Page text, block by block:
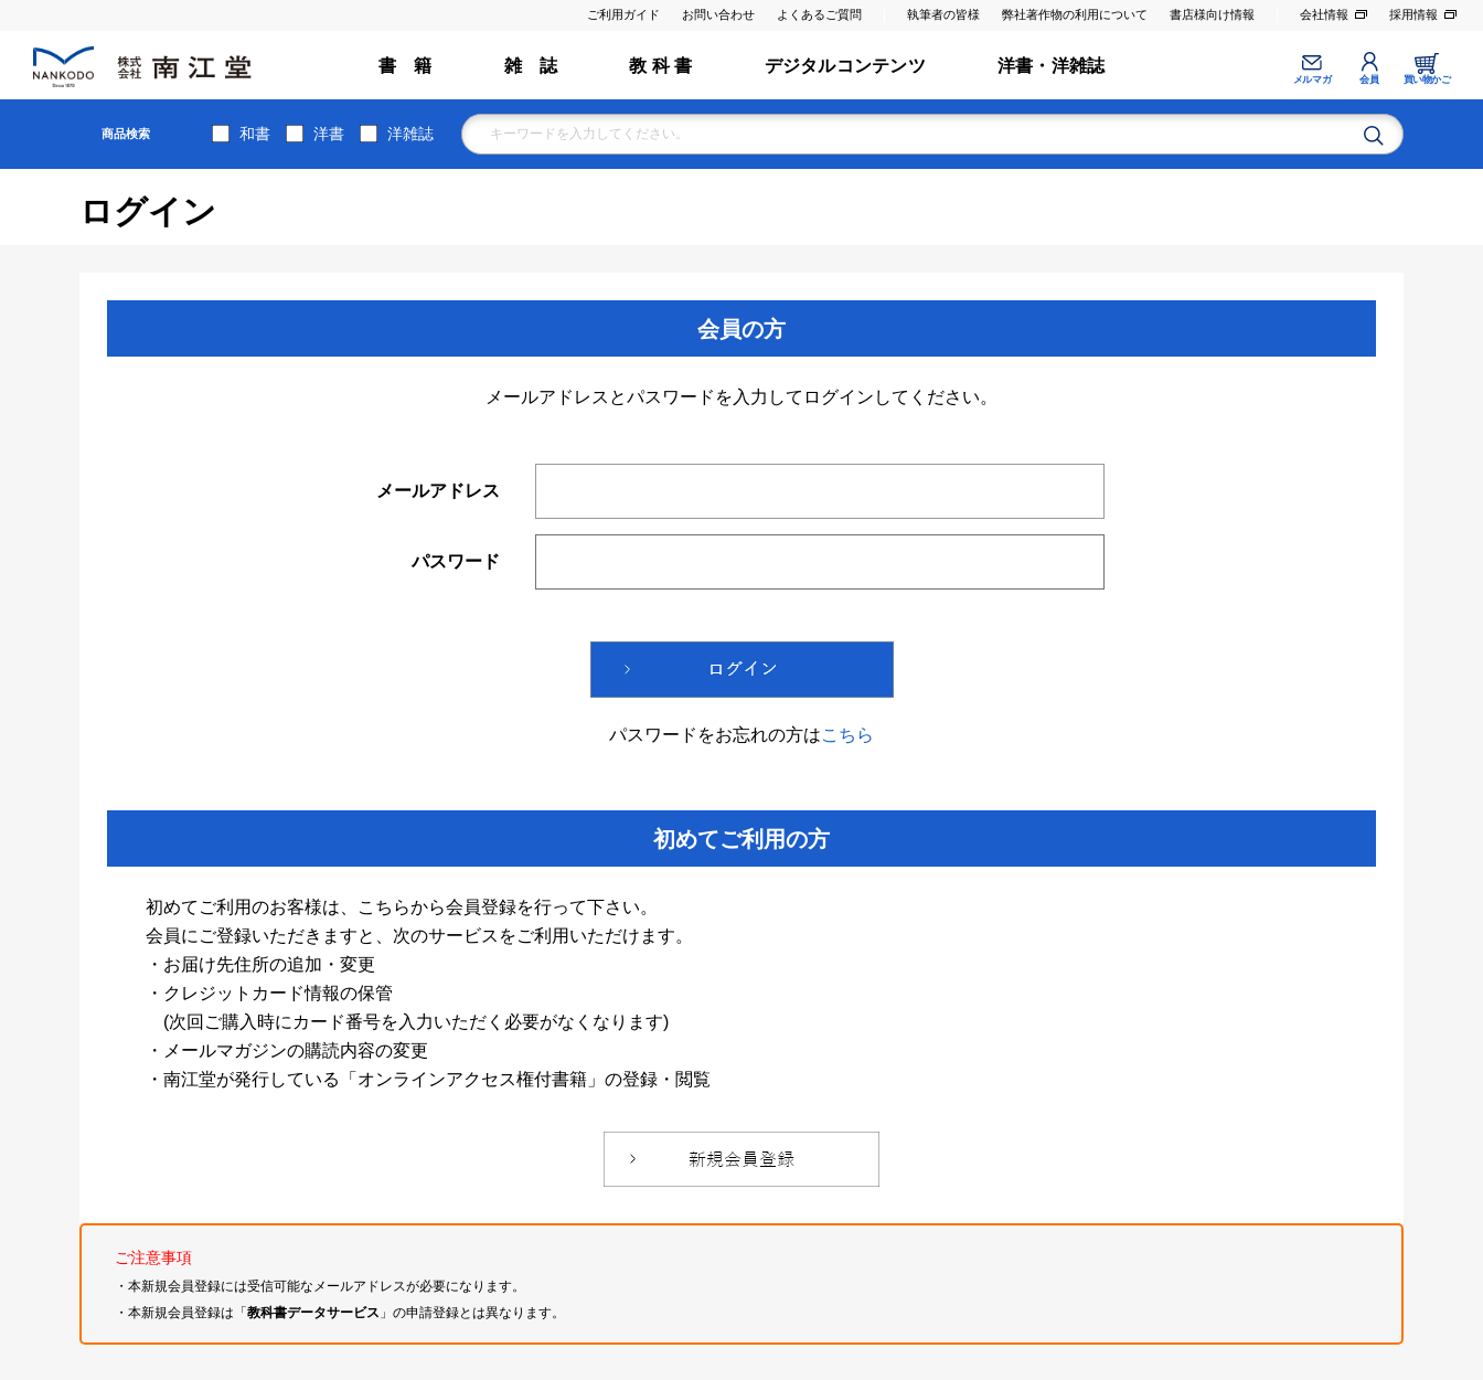
ご利用ガイド お問い合わせ よくあるご質問 執筆者の皆様 弊社著作物の利用について 書店様向け情報 会社情報 採用情報
書 籍 雑 誌 教 科 書 デジタルコンテンツ 洋書・洋雑誌
メルマガ 会員 買い物かご
商品検索 和書 洋書 洋雑誌
ログイン
会員の方
メールアドレスとパスワードを入力してログインしてください。
メールアドレス
パスワード
パスワードをお忘れの方はこちら
初めてご利用の方
初めてご利用のお客様は、こちらから会員登録を行って下さい。
会員にご登録いただきますと、次のサービスをご利用いただけます。
・お届け先住所の追加・変更
・クレジットカード情報の保管
(次回ご購入時にカード番号を入力いただく必要がなくなります)
・メールマガジンの購読内容の変更
・南江堂が発行している「オンラインアクセス権付書籍」の登録・閲覧
ご注意事項
・本新規会員登録には受信可能なメールアドレスが必要になります。
・本新規会員登録は「教科書データサービス 」の申請登録とは異なります。